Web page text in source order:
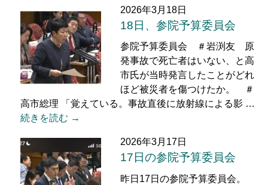
2026年3月18日
18日、参院予算委員会
参院予算委員会 ＃岩渕友 原
発事故で死亡者はいない、と高
市氏が当時発言したことがどれ
ほど被災者を傷つけたか。 ＃
高市総理 「覚えている。事故直後に放射線による影 …
続きを読む →
2026年3月17日
17日の参院予算委員会
昨日17日の参院予算委員会。